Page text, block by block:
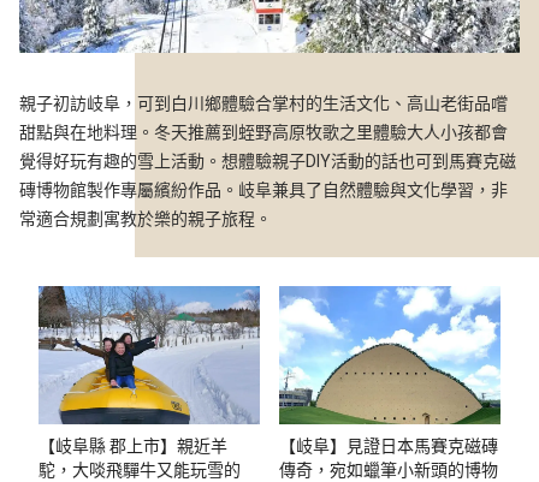
親子初訪岐阜，可到白川鄉體驗合掌村的生活文化、高山老街品嚐
甜點與在地料理。冬天推薦到蛭野高原牧歌之里體驗大人小孩都會
覺得好玩有趣的雪上活動。想體驗親子DIY活動的話也可到馬賽克磁
磚博物館製作專屬繽紛作品。岐阜兼具了自然體驗與文化學習，非
常適合規劃寓教於樂的親子旅程。
【岐阜縣 郡上市】親近羊
駝，大啖飛驒牛又能玩雪的
【岐阜】見證日本馬賽克磁磚
傳奇，宛如蠟筆小新頭的博物